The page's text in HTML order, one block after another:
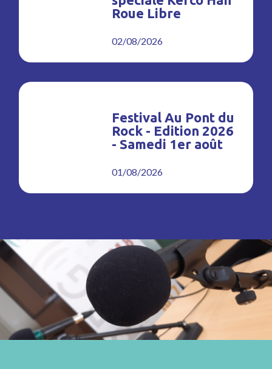
Roue Libre
02/08/2026
Festival Au Pont du
Rock - Edition 2026
- Samedi 1er août
01/08/2026